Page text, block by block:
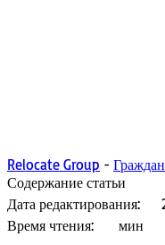
Relocate Group -
Содержание статьи
Дата редактирования:
Время чтения:
мин